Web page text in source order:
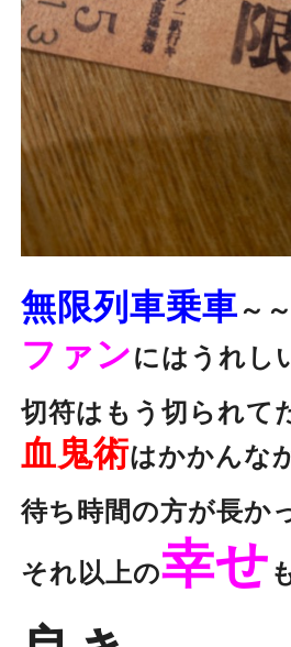
無限列車乗車 ～～
ファンにはうれし
切符はもう切られて
血鬼術はかかんな
待ち時間の方が長か
それ以上の幸せ